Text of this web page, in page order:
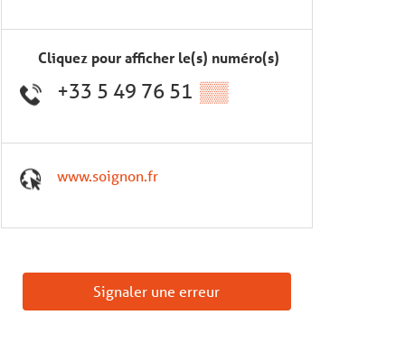
Cliquez pour afficher le(s) numéro(s)
+33 5 49 76 51 ▒▒
www.soignon.fr
Signaler une erreur